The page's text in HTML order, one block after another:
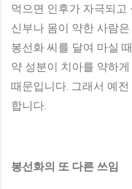
먹으면 인후가 자극되고
신부나 몸이 약한 사람
봉선화 씨를 달여 마실
약 성분이 치아를 약하
때문입니다. 그래서 예
합니다.
봉선화의 또 다른 쓰임